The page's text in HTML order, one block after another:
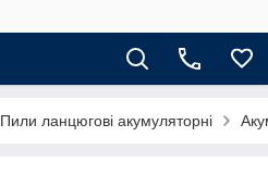
Пили ланцюгові акумуляторні